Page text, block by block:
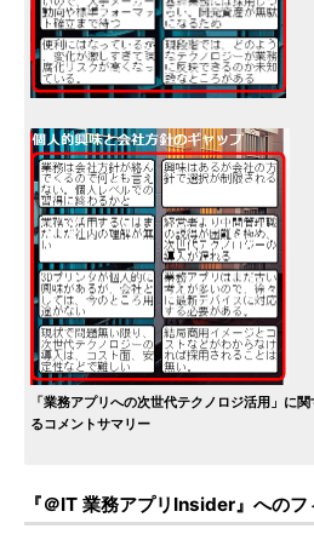
「業務アプリへの次世代テクノロジ活用」に関
るコメントサマリー
『＠IT 業務アプリInsider』へのフ